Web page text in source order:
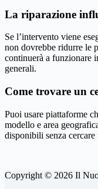
La riparazione
Se l’intervento viene
non dovrebbe ridurre le
continuerà a funzionare
generali.
Come trovare un
Puoi usare piattaforme
modello e area
disponibili senza cercare
Copyright © 2026 Il